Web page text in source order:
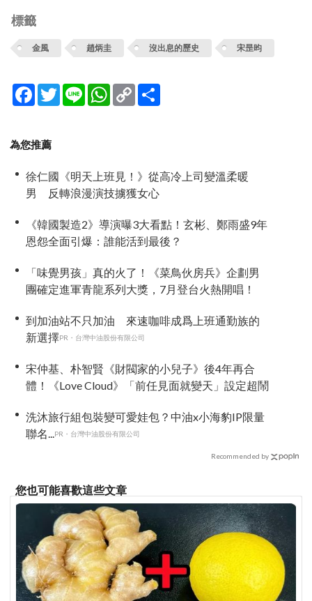
標籤
金風 趙炳圭 沒出息的歷史 宋昰昀
Facebook
TwitterLine WhatsApp
Copy
Link
為您推薦
徐仁國《明天上班見！》從高冷上司變溫柔暖
男 反轉浪漫演技擄獲女心
《韓國製造2》導演曝3大看點！玄彬、鄭雨盛9年
恩怨全面引爆：誰能活到最後？
「味覺男孩」真的火了！《菜鳥伙房兵》企劃男
團確定進軍青龍系列大獎，7月登台火熱開唱！
到加油站不只加油 來速咖啡成爲上班通勤族的
新選擇PR・台灣中油股份有限公司
宋仲基、朴智賢《財閥家的小兒子》後4年再合
體！《Love Cloud》「前任見面就變天」設定超鬧
洗沐旅行組包裝變可愛娃包？中油x小海豹IP限量
聯名...
PR・台灣中油股份有限公司
Recommended by
您也可能喜歡這些文章